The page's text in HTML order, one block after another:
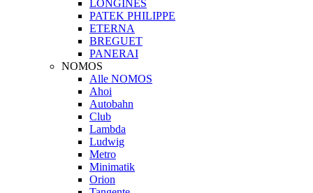
LONGINES
PATEK PHILIPPE
ETERNA
BREGUET
PANERAI
NOMOS
Alle NOMOS
Ahoi
Autobahn
Club
Lambda
Ludwig
Metro
Minimatik
Orion